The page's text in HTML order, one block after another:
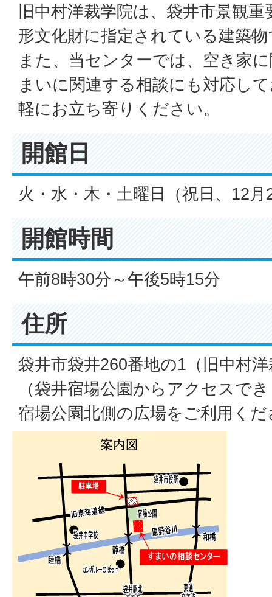
旧中村洋裁学院は、袋井市景観
形文化財に指定されている建築
また、当センターでは、空き家
まいに関連する相談にも対応し
軽にお立ち寄りください。
開館日
火・水・木・土曜日（祝日、12
開館時間
午前8時30分～午後5時15分
住所
袋井市袋井260番地の1（旧中村
（袋井宿場公園からアクセスで
宿場公園北側の広場をご利用く